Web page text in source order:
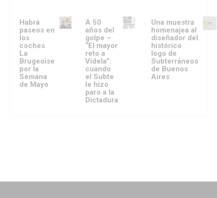
Habrá
paseos en
los
coches
La
Brugeoise
por la
Semana
de Mayo
A 50
años del
golpe –
“El mayor
reto a
Videla”:
cuando
el Subte
le hizo
paro a la
Dictadura
Una muestra
homenajea al
diseñador del
histórico
logo de
Subterráneos
de Buenos
Aires